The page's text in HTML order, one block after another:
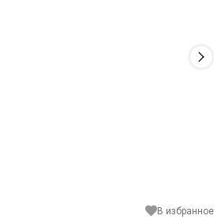
В избранное